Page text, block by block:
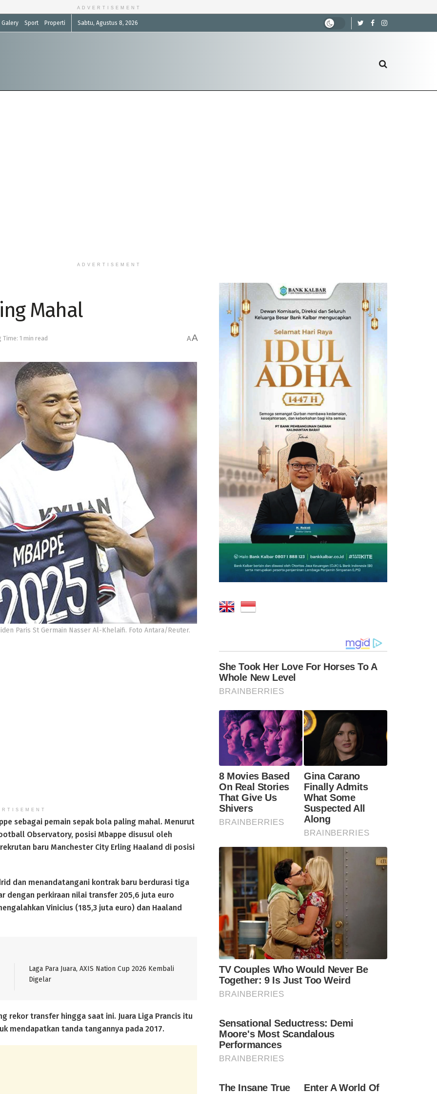
ADVERTISEMENT
Galery Sport Properti Sabtu, Agustus 8, 2026
ADVERTISEMENT
Mahal
Time: 1 min read AA
Paris St Germain Nasser Al-Khelaifi. Foto Antara/Reuter.
sebagai pemain sepak bola paling mahal. Menurut
Observatory, posisi Mbappe disusul oleh
baru Manchester City Erling Haaland di posisi
dan menandatangani kontrak baru berdurasi tiga
dengan perkiraan nilai transfer 205,6 juta euro
Vinicius (185,3 juta euro) dan Haaland
Laga Para Juara, AXIS Nation Cup 2026 Kembali
Digelar
rekor transfer hingga saat ini. Juara Liga Prancis itu
mendapatkan tanda tangannya pada 2017.